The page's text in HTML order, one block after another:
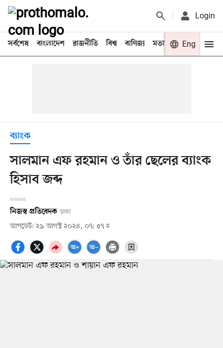
Login
সর্বশেষ বাংলাদেশ রাজনীতি বিশ্ব বাণিজ্য মতামত খেলা
Eng
ব্যাংক
সালমান এফ রহমান ও তাঁর ছেলের ব্যাংক
হিসাব জব্দ
নিজস্ব প্রতিবেদক ঢাকা
আপডেট: ২৯ আগস্ট ২০২৪, ০৭: ৫৭